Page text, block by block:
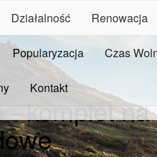
Działalność Renowacja
Popularyzacja Czas
Kontakt
- komplet